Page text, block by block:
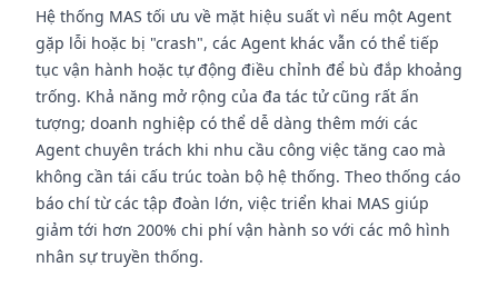
Hệ thống MAS tối ưu về mặt hiệu suất vì nếu một Agent
gặp lỗi hoặc bị "crash", các Agent khác vẫn có thể tiếp
tục vận hành hoặc tự động điều chỉnh để bù đắp khoảng
trống. Khả năng mở rộng của đa tác tử cũng rất ấn
tượng; doanh nghiệp có thể dễ dàng thêm mới các
Agent chuyên trách khi nhu cầu công việc tăng cao mà
không cần tái cấu trúc toàn bộ hệ thống. Theo thống cáo
báo chí từ các tập đoàn lớn, việc triển khai MAS giúp
giảm tới hơn 200% chi phí vận hành so với các mô hình
nhân sự truyền thống.